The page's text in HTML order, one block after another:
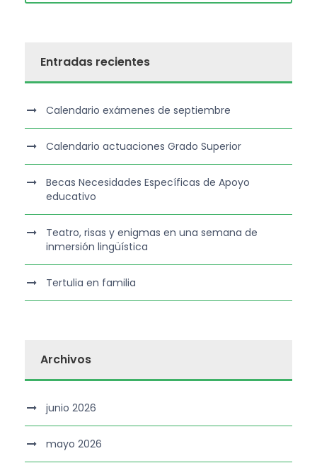
Entradas recientes
Calendario exámenes de septiembre
Calendario actuaciones Grado Superior
Becas Necesidades Específicas de Apoyo
educativo
Teatro, risas y enigmas en una semana de
inmersión lingüística
Tertulia en familia
Archivos
junio 2026
mayo 2026